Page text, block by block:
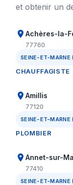
et obtenir un
Achères-la-
77760
SEINE-ET-MARNE
CHAUFFAGISTE
Amillis
77120
SEINE-ET-MARNE
PLOMBIER
Annet-sur-
77410
SEINE-ET-MARNE